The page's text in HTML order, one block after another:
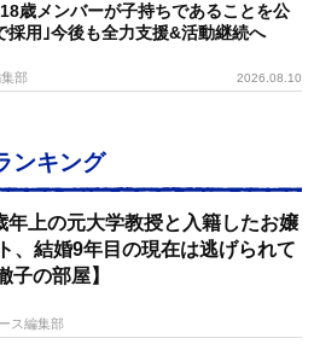
歳メンバーが子持ちであることを公
採用｣今後も全力支援&活動継続へ
部 2026.08.10
ンキング
年上の元大学教授と入籍したお嬢
、結婚9年目の現在は逃げられて
子の部屋】
ス編集部